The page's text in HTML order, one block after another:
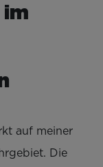
auf meiner
Die